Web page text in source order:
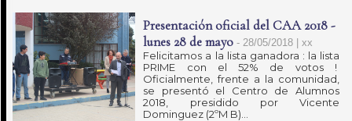
Presentación oficial del CAA 2018 -
lunes 28 de mayo- 28/05/2018 | xx
Felicitamos a la lista ganadora : la lista
PRIME con el 52% de votos !
Oficialmente, frente a la comunidad,
se presentó el Centro de Alumnos
2018, presidido por Vicente
Dominguez (2ºM B)...